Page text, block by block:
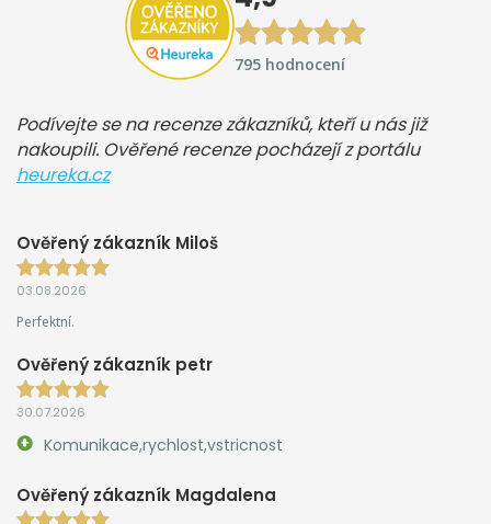
795 hodnocení
Podívejte se na recenze zákazníků, kteří u nás již
nakoupili. Ověřené recenze pocházejí z portálu
heureka.cz
Ověřený zákazník Miloš
03.08.2026
Perfektní.
Ověřený zákazník petr
30.07.2026
Komunikace,rychlost,vstricnost
Ověřený zákazník Magdalena